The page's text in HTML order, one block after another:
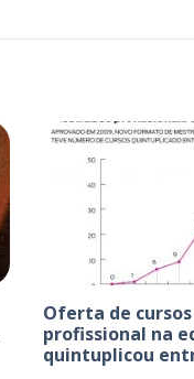
Oferta de
profissional na
quintuplicou